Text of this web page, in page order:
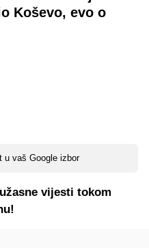
Koševo, evo o
u vaš Google izbor
vijesti tokom